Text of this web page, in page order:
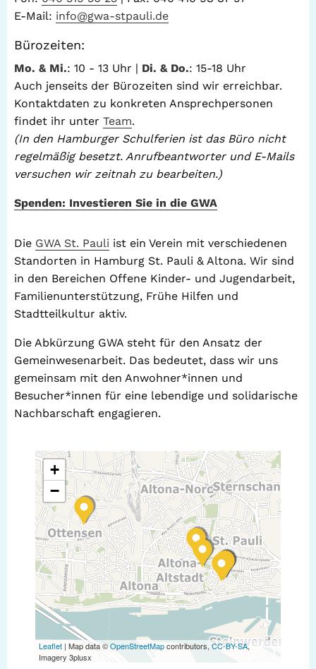
E-Mail: info@gwa-stpauli.de
Bürozeiten:
Mo. & Mi.: 10 - 13 Uhr | Di. & Do.: 15-18 Uhr
Auch jenseits der Bürozeiten sind wir erreichbar.
Kontaktdaten zu konkreten Ansprechpersonen
findet ihr unter Team.
(In den Hamburger Schulferien ist das Büro nicht
regelmäßig besetzt. Anrufbeantworter und E-Mails
versuchen wir zeitnah zu bearbeiten.)
Spenden: Investieren Sie in die GWA
Die GWA St. Pauli ist ein Verein mit verschiedenen
Standorten in Hamburg St. Pauli & Altona. Wir sind
in den Bereichen Offene Kinder- und Jugendarbeit,
Familienunterstützung, Frühe Hilfen und
Stadtteilkultur aktiv.
Die Abkürzung GWA steht für den Ansatz der
Gemeinwesenarbeit. Das bedeutet, dass wir uns
gemeinsam mit den Anwohner*innen und
Besucher*innen für eine lebendige und solidarische
Nachbarschaft engagieren.
+
−
Leaflet | Map data ©OpenStreetMapcontributors, CC-BY-SA,
Imagery 3plusx